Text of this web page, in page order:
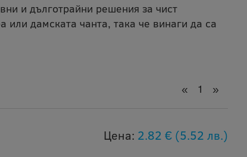
и дълготрайни решения за чист
дамската чанта, така че винаги да са
« 1 »
Цена: 2.82 € (5.52 лв.)